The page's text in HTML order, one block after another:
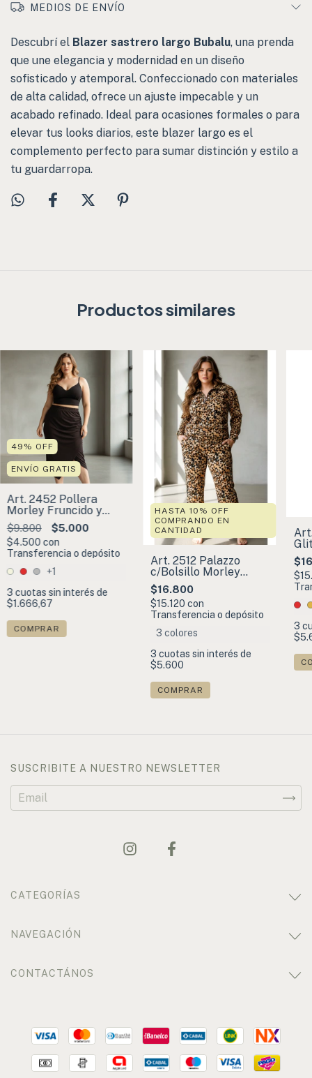
MEDIOS DE ENVÍO
Descubrí el Blazer sastrero largo Bubalu, una prenda
que une elegancia y modernidad en un diseño
sofisticado y atemporal. Confeccionado con materiales
de alta calidad, ofrece un ajuste impecable y un
acabado refinado. Ideal para ocasiones formales o para
elevar tus looks diarios, este blazer largo es el
complemento perfecto para sumar distinción y estilo a
tu guardarropa.
Productos similares
49 % OFF
ENVÍO GRATIS
Art. 2452 Pollera
Morley Fruncido y
Cruzado
$9.800 $5.000
$4.500 con
Transferencia o depósito
+1
3 cuotas sin interés de
$1.666,67
COMPRAR
HASTA 10% OFF
COMPRANDO EN
CANTIDAD
Art. 2512 Palazzo
c/Bolsillo Morley
Brush Est.Animal
Print
$16.800
$15.120 con
Transferencia o depósito
3 colores
3 cuotas sin interés de
$5.600
COMPRAR
c/
3
SUSCRIBITE A NUESTRO NEWSLETTER
CATEGORÍAS
NAVEGACIÓN
CONTACTÁNOS